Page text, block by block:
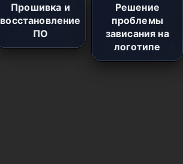
Прошивка и
восстановление
ПО
Решение
проблемы
зависания на
логотипе